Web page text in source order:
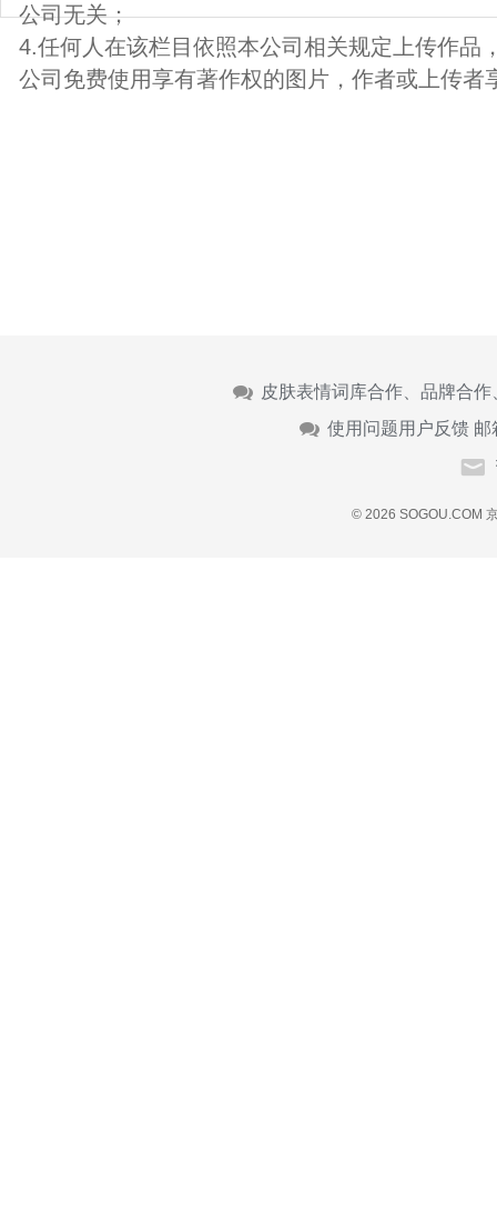
公司无关；
4.任何人在该栏目依照本公司相关规定上传作品
公司免费使用享有著作权的图片，作者或上传者
皮肤表情词库合作、品牌合
使用问题用户反馈 邮
© 2026 SOGOU.COM